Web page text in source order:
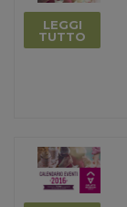
LEGGI
TUTTO